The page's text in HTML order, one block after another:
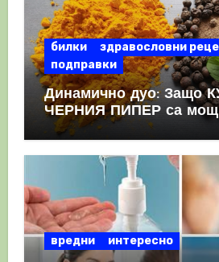
билки
здравословни
подправки
Динамично дуо: Защо
ЧЕРНИЯ ПИПЕР са
комбинация
вредни интересно